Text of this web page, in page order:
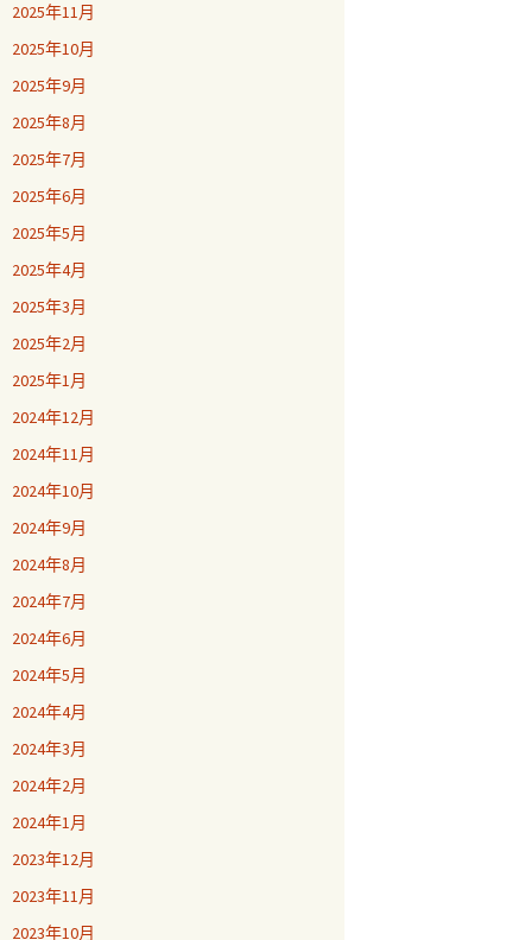
2025年11月
2025年10月
2025年9月
2025年8月
2025年7月
2025年6月
2025年5月
2025年4月
2025年3月
2025年2月
2025年1月
2024年12月
2024年11月
2024年10月
2024年9月
2024年8月
2024年7月
2024年6月
2024年5月
2024年4月
2024年3月
2024年2月
2024年1月
2023年12月
2023年11月
2023年10月